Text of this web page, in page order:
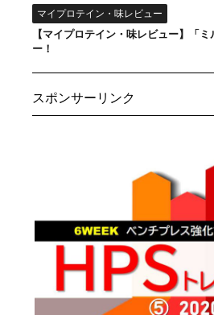
マイプロテイン・味レビュー
【マイプロテイン・味レビュー】「
ー！
スポンサーリンク